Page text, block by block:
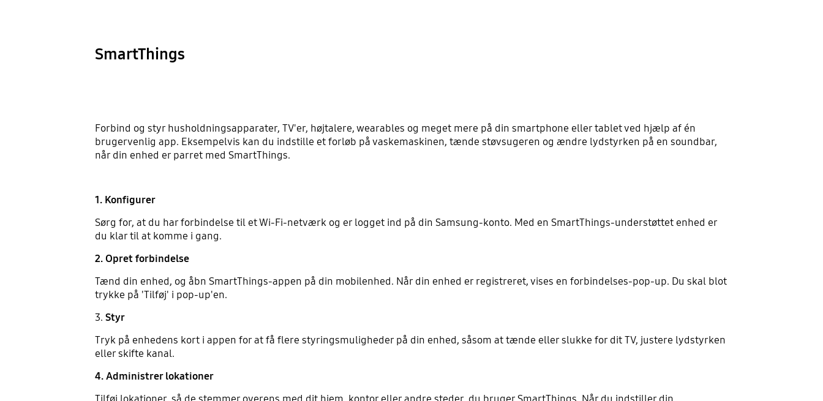
SmartThings
Forbind og styr husholdningsapparater, TV'er, højtalere, wearables og meget mere på din smartphone eller tablet ved hjælp af én
brugervenlig app. Eksempelvis kan du indstille et forløb på vaskemaskinen, tænde støvsugeren og ændre lydstyrken på en soundbar,
når din enhed er parret med SmartThings.
1. Konfigurer
Sørg for, at du har forbindelse til et Wi-Fi-netværk og er logget ind på din Samsung-konto. Med en SmartThings-understøttet enhed er
du klar til at komme i gang.
2. Opret forbindelse
Tænd din enhed, og åbn SmartThings-appen på din mobilenhed. Når din enhed er registreret, vises en forbindelses-pop-up. Du skal blot
trykke på 'Tilføj' i pop-up'en.
3. Styr
Tryk på enhedens kort i appen for at få flere styringsmuligheder på din enhed, såsom at tænde eller slukke for dit TV, justere lydstyrken
eller skifte kanal.
4. Administrer lokationer